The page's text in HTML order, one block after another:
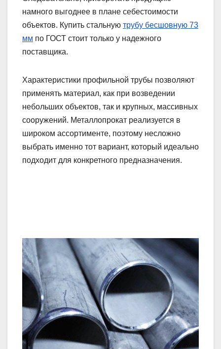
намного выгоднее в плане себестоимости
объектов. Купить стальную трубу бесшовную 73
мм по ГОСТ стоит только у надежного
поставщика.
Характеристики профильной трубы позволяют
применять материал, как при возведении
небольших объектов, так и крупных, массивных
сооружений. Металлопрокат реализуется в
широком ассортименте, поэтому несложно
выбрать именно тот вариант, который идеально
подходит для конкретного предназначения.